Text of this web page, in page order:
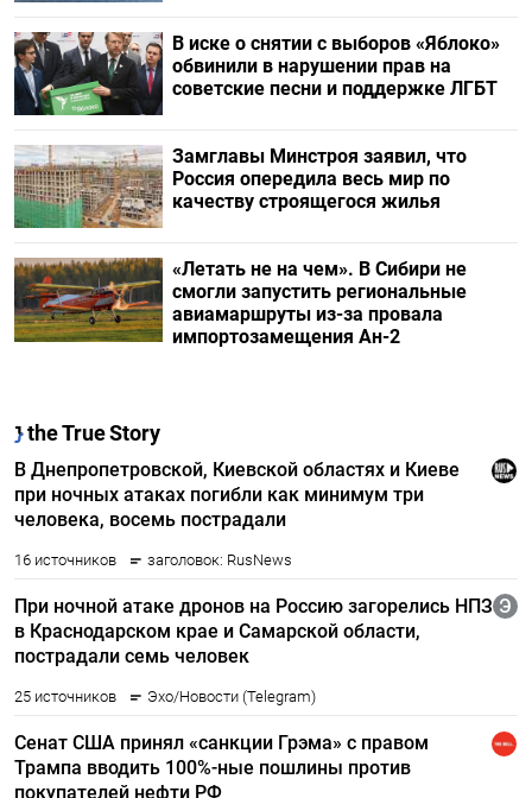
В иске о снятии с выборов «Яблоко»
обвинили в нарушении прав на
советские песни и поддержке ЛГБТ
Замглавы Минстроя заявил, что
Россия опередила весь мир по
качеству строящегося жилья
«Летать не на чем». В Сибири не
смогли запустить региональные
авиамаршруты из-за провала
импортозамещения Ан-2